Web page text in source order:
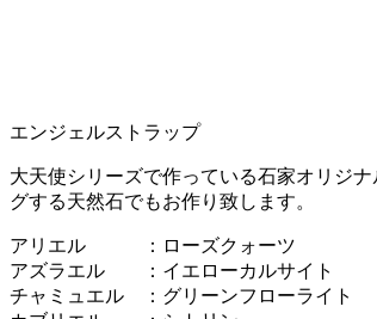
エンジェルストラップ
大天使シリーズで作っている石家オリジ
グする天然石でもお作り致します。
アリエル ：ローズクォーツ
アズラエル ：イエローカルサイト
チャミュエル ：グリーンフローライト